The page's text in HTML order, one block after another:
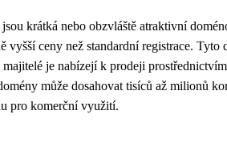
krátká nebo obzvláště atraktivní
vyšší ceny než standardní registrace. Tyto
je nabízejí k prodeji
může dosahovat tisíců až milionů
pro komerční využití.